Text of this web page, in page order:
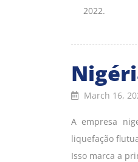
2022.
March 16,
A empresa
liquefação
Isso marca a